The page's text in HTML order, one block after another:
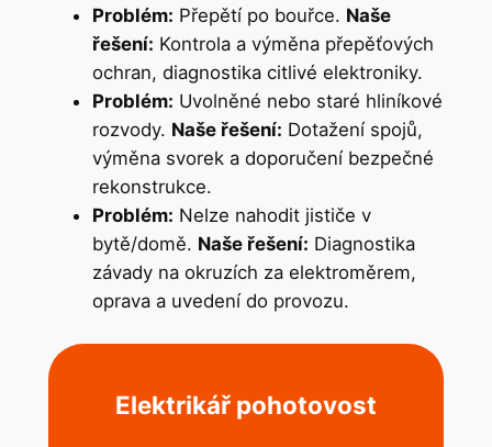
Problém: Přepětí po bouřce. Naše
řešení: Kontrola a výměna přepěťových
ochran, diagnostika citlivé elektroniky.
Problém: Uvolněné nebo staré hliníkové
rozvody. Naše řešení: Dotažení spojů,
výměna svorek a doporučení bezpečné
rekonstrukce.
Problém: Nelze nahodit jističe v
bytě/domě. Naše řešení: Diagnostika
závady na okruzích za elektroměrem,
oprava a uvedení do provozu.
Elektrikář pohotovost